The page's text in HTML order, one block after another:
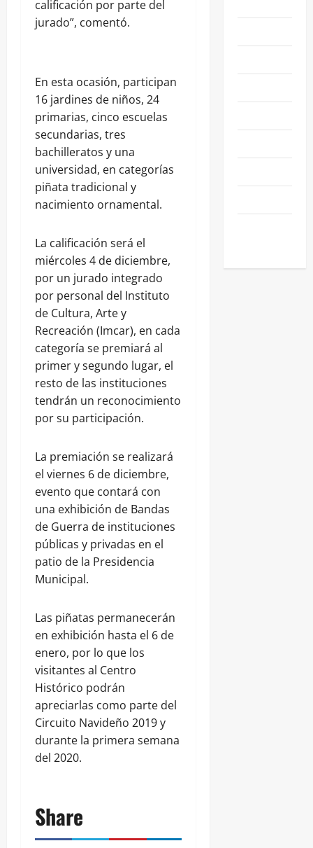
calificación por parte del
jurado”, comentó.
En esta ocasión, participan
16 jardines de niños, 24
primarias, cinco escuelas
secundarias, tres
bachilleratos y una
universidad, en categorías
piñata tradicional y
nacimiento ornamental.
La calificación será el
miércoles 4 de diciembre,
por un jurado integrado
por personal del Instituto
de Cultura, Arte y
Recreación (Imcar), en cada
categoría se premiará al
primer y segundo lugar, el
resto de las instituciones
tendrán un reconocimiento
por su participación.
La premiación se realizará
el viernes 6 de diciembre,
evento que contará con
una exhibición de Bandas
de Guerra de instituciones
públicas y privadas en el
patio de la Presidencia
Municipal.
Las piñatas permanecerán
en exhibición hasta el 6 de
enero, por lo que los
visitantes al Centro
Histórico podrán
apreciarlas como parte del
Circuito Navideño 2019 y
durante la primera semana
del 2020.
Share